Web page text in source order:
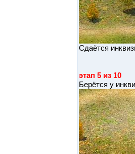
Сдаётся
этап 5 из 10
Берётся у